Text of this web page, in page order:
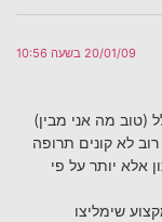
20/01/09 בשעה 10:56
(טוב מה אני מבין)
לא קונים תרופה
אלא יותר על פי
שימליצו